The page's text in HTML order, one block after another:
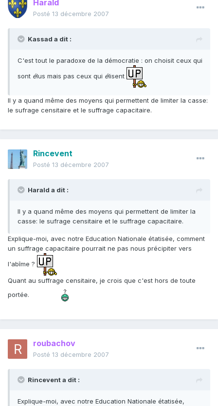
Harald
Posté 13 décembre 2007
Kassad a dit :
C'est tout le paradoxe de la démocratie : on choisit ceux qui
sont élus mais pas ceux qui élisent
Il y a quand même des moyens qui permettent de limiter la casse:
le sufrage censitaire et le suffrage capacitaire.
Rincevent
Posté 13 décembre 2007
Harald a dit :
Il y a quand même des moyens qui permettent de limiter la
casse: le sufrage censitaire et le suffrage capacitaire.
Explique-moi, avec notre Education Nationale étatisée, comment
un suffrage capacitaire pourrait ne pas nous précipiter vers
l'abîme ?
Quant au suffrage censitaire, je crois que c'est hors de toute
portée.
roubachov
Posté 13 décembre 2007
Rincevent a dit :
Explique-moi, avec notre Education Nationale étatisée,